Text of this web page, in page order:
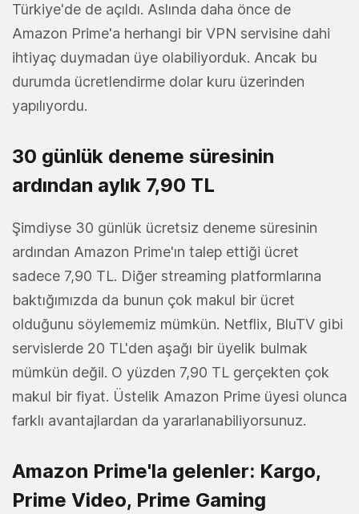
Türkiye'de de açıldı. Aslında daha önce de
Amazon Prime'a herhangi bir VPN servisine dahi
ihtiyaç duymadan üye olabiliyorduk. Ancak bu
durumda ücretlendirme dolar kuru üzerinden
yapılıyordu.
30 günlük deneme süresinin
ardından aylık 7,90 TL
Şimdiyse 30 günlük ücretsiz deneme süresinin
ardından Amazon Prime'ın talep ettiği ücret
sadece 7,90 TL. Diğer streaming platformlarına
baktığımızda da bunun çok makul bir ücret
olduğunu söylememiz mümkün. Netflix, BluTV gibi
servislerde 20 TL'den aşağı bir üyelik bulmak
mümkün değil. O yüzden 7,90 TL gerçekten çok
makul bir fiyat. Üstelik Amazon Prime üyesi olunca
farklı avantajlardan da yararlanabiliyorsunuz.
Amazon Prime'la gelenler: Kargo,
Prime Video, Prime Gaming